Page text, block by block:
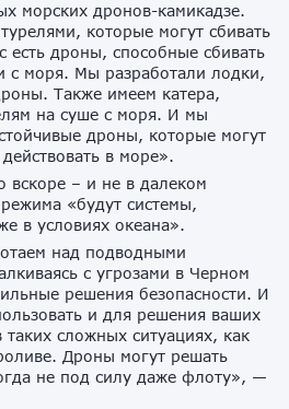
морских дронов-камикадзе.
которые могут сбивать
есть дроны, способные сбивать
с моря. Мы разработали лодки,
Также имеем катера,
на суше с моря. И мы
дроны, которые могут
в море».
вскоре – и не в далеком
«будут системы,
в условиях океана».
над подводными
с угрозами в Черном
решения безопасности. И
и для решения ваших
таких сложных ситуациях, как
Дроны могут решать
не под силу даже флоту», —